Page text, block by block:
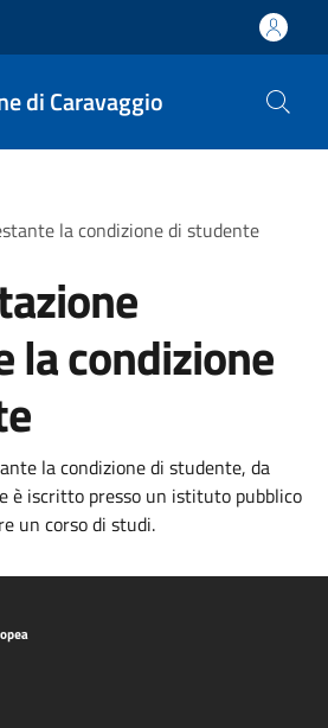
di Caravaggio
la condizione di studente
condizione
la condizione di studente, da
è iscritto presso un istituto pubblico
un corso di studi.